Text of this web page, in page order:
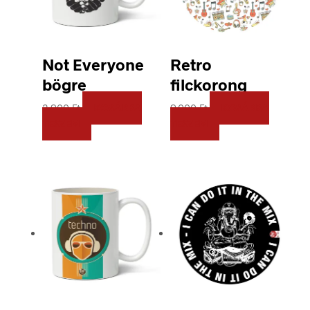
Not Everyone
bögre
2.900Ft
Retro
filckorong
9.000Ft